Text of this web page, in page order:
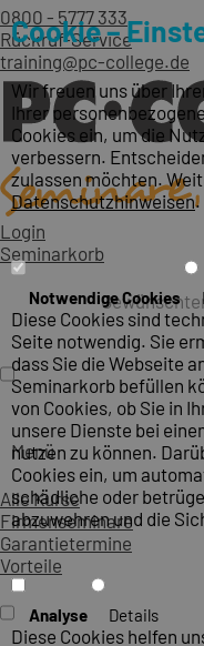
0800 - 5777 333
Rückruf-Service
training@pc-college.de
Login
Seminarkorb
Menü
Alle Kurse
Firmenseminare
Garantietermine
Vorteile
Cookie –
Wir freuen uns über
Ihrer
Cookies ein, um die
verbessern.
zulassen möchten.
Datenschutzhinweisen.
Notwendige Cookies
Diese Cookies sind
Seite notwendig. Sie
dass Sie die Webseite
Seminarkorb befüllen
von Cookies, ob Sie in
unsere Dienste bei
nutzen zu können.
Cookies ein, um
schädliche oder
abzuwehren und die
Analyse Details
Diese Cookies helfen